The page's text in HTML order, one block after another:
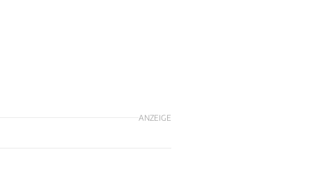
ANZEIGE